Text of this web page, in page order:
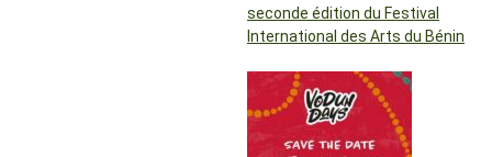
seconde édition du Festival
International des Arts du Bénin